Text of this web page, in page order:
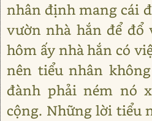
nhân định mang cái
vườn nhà hắn để đổ
hôm ấy nhà hắn có
nên tiểu nhân
đành phải ném nó
cộng. Những lời tiểu